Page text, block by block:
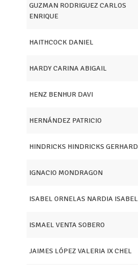
GUZMAN RODRIGUEZ CARLOS
ENRIQUE
HAITHCOCK DANIEL
HARDY CARINA ABIGAIL
HENZ BENHUR DAVI
HERNÁNDEZ PATRICIO
HINDRICKS HINDRICKS GERHARD
IGNACIO MONDRAGON
ISABEL ORNELAS NARDIA ISABEL
ISMAEL VENTA SOBERO
JAIMES LÓPEZ VALERIA IX CHEL